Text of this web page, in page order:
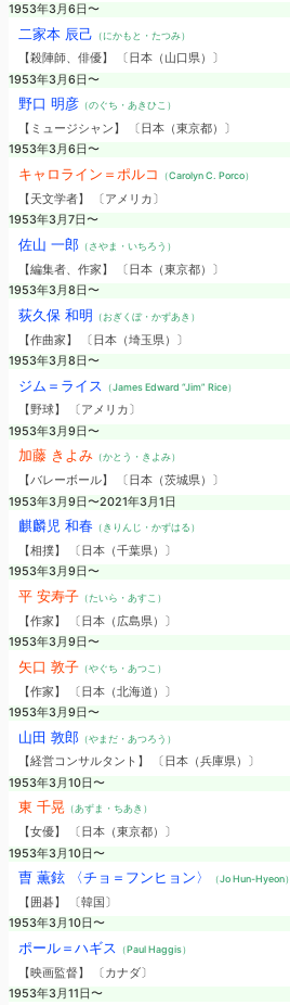
1953年3月6日〜
二家本 辰己 （にかもと・たつみ）
【殺陣師、俳優】 〔日本（山口県）〕
1953年3月6日〜
野口 明彦（のぐち・あきひこ）
【ミュージシャン】 〔日本（東京都）〕
1953年3月6日〜
キャロライン＝ポルコ （Carolyn C. Porco）
【天文学者】 〔アメリカ〕
1953年3月7日〜
佐山 一郎（さやま・いちろう）
【編集者、作家】 〔日本（東京都）〕
1953年3月8日〜
荻久保 和明 （おぎくぼ・かずあき）
【作曲家】 〔日本（埼玉県）〕
1953年3月8日〜
ジム＝ライス （James Edward “Jim” Rice）
【野球】 〔アメリカ〕
1953年3月9日〜
加藤 きよみ（かとう・きよみ）
【バレーボール】 〔日本（茨城県）〕
1953年3月9日〜2021年3月1日
麒麟児 和春（きりんじ・かずはる）
【相撲】 〔日本（千葉県）〕
1953年3月9日〜
平 安寿子（たいら・あすこ）
【作家】 〔日本（広島県）〕
1953年3月9日〜
矢口 敦子（やぐち・あつこ）
【作家】 〔日本（北海道）〕
1953年3月9日〜
山田 敦郎（やまだ・あつろう）
【経営コンサルタント】 〔日本（兵庫県）〕
1953年3月10日〜
東 千晃（あずま・ちあき）
【女優】 〔日本（東京都）〕
1953年3月10日〜
曺 薫鉉 〈チョ＝フンヒョン〉 （Jo Hun-Hyeon）
【囲碁】 〔韓国〕
1953年3月10日〜
ポール＝ハギス （Paul Haggis）
【映画監督】 〔カナダ〕
1953年3月11日〜